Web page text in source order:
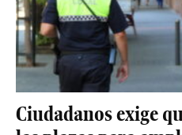
Ciudadanos exige